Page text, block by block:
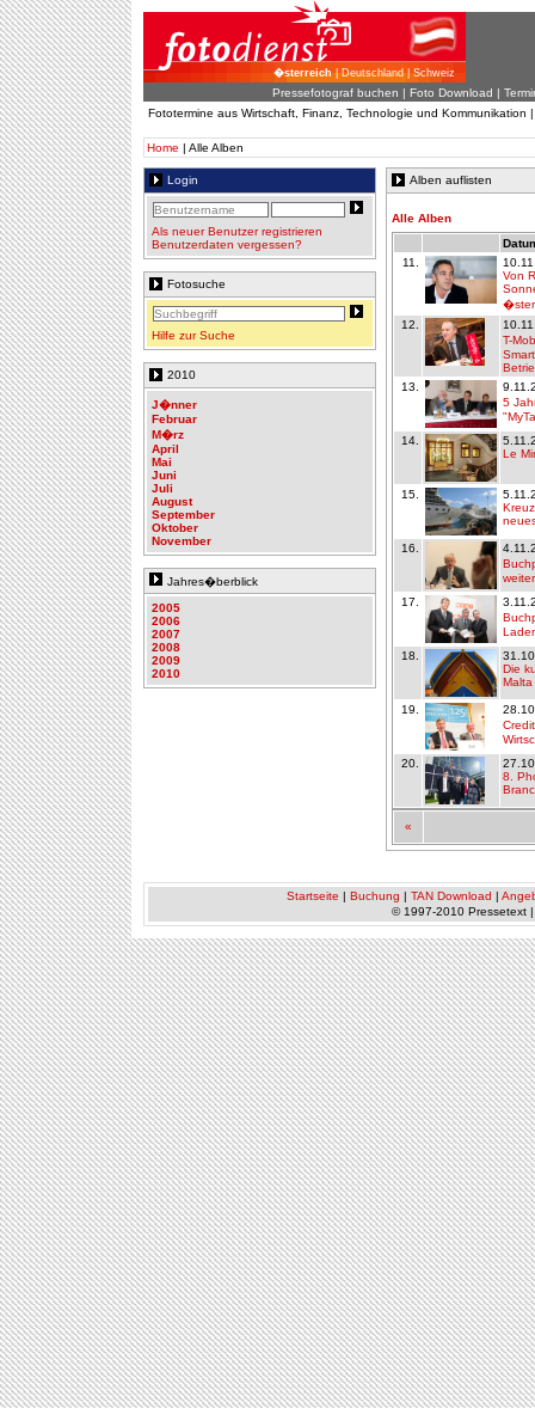
�sterreich| Deutschland | Schweiz
Pressefotograf buchen | Foto Download |
Fototermine aus Wirtschaft, Finanz, Technologie und Kommunikation
Home | Alle Alben
Login
Als neuer Benutzer registrieren
Benutzerdaten vergessen?
Fotosuche
Hilfe zur Suche
2010
J�nner
Februar
M�rz
April
Mai
Juni
Juli
August
September
Oktober
November
Jahres�berblick
2005
2006
2007
2008
2009
2010
Alben auflisten
Alle Alben
11.
Von
12.
T-
13.
5
14.
Le
15.
16.
17.
18.
Die
Malta
19.
20.
8.
«
Startseite | Buchung | TAN Download |
© 1997-2010 Pressetext